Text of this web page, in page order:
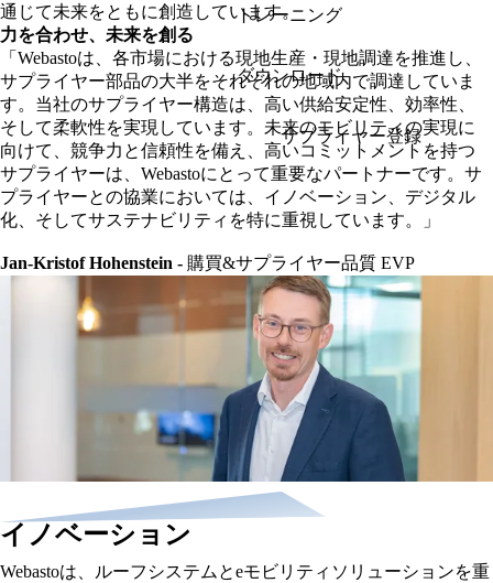
トレーニング
ダウンロード
サプライヤー登録
通じて未来をともに創造しています。
力を合わせ、未来を創る
「Webastoは、各市場における現地生産・現地調達を推進し、
サプライヤー部品の大半をそれぞれの地域内で調達していま
す。当社のサプライヤー構造は、高い供給安定性、効率性、
そして柔軟性を実現しています。未来のモビリティの実現に
向けて、競争力と信頼性を備え、高いコミットメントを持つ
サプライヤーは、Webastoにとって重要なパートナーです。サ
プライヤーとの協業においては、イノベーション、デジタル
化、そしてサステナビリティを特に重視しています。」
Jan-Kristof Hohenstein - 購買&サプライヤー品質 EVP
イノベーション
Webastoは、ルーフシステムとeモビリティソリューションを重